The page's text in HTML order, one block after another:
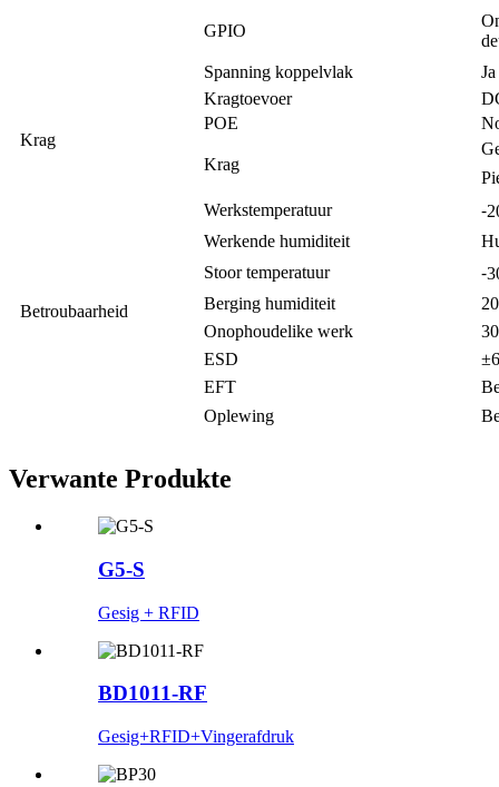
GPIO
Spanning koppelvlak
Ja
Krag
Kragtoevoer
POE
Krag
Betroubaarheid
Werkstemperatuur
Werkende humiditeit
Stoor temperatuur
Berging humiditeit
Onophoudelike werk
ESD
EFT
Oplewing
Verwante Produkte
G5-S
Gesig + RFID
BD1011-RF
Gesig+RFID+Vingerafdruk